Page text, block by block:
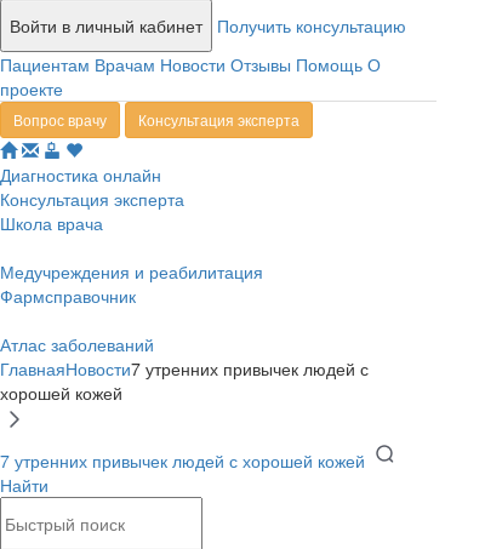
Войти в личный кабинет
Получить консультацию
Пациентам Врачам Новости Отзывы Помощь О
проекте
Вопрос врачу Консультация эксперта
Диагностика онлайн
Консультация эксперта
Школа врача
Медучреждения и реабилитация
Фармсправочник
Атлас заболеваний
ГлавнаяНовости7 утренних привычек людей с
хорошей кожей
7 утренних привычек людей с хорошей кожей
Найти